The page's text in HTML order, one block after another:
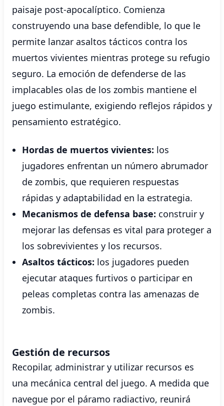
paisaje post-apocalíptico. Comienza
construyendo una base defendible, lo que le
permite lanzar asaltos tácticos contra los
muertos vivientes mientras protege su refugio
seguro. La emoción de defenderse de las
implacables olas de los zombis mantiene el
juego estimulante, exigiendo reflejos rápidos y
pensamiento estratégico.
Hordas de muertos vivientes: los
jugadores enfrentan un número abrumador
de zombis, que requieren respuestas
rápidas y adaptabilidad en la estrategia.
Mecanismos de defensa base: construir y
mejorar las defensas es vital para proteger a
los sobrevivientes y los recursos.
Asaltos tácticos: los jugadores pueden
ejecutar ataques furtivos o participar en
peleas completas contra las amenazas de
zombis.
Gestión de recursos
Recopilar, administrar y utilizar recursos es
una mecánica central del juego. A medida que
navegue por el páramo radiactivo, reunirá